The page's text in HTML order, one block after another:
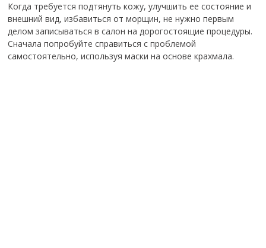
Когда требуется подтянуть кожу, улучшить ее состояние и
внешний вид, избавиться от морщин, не нужно первым
делом записываться в салон на дорогостоящие процедуры.
Сначала попробуйте справиться с проблемой
самостоятельно, используя маски на основе крахмала.